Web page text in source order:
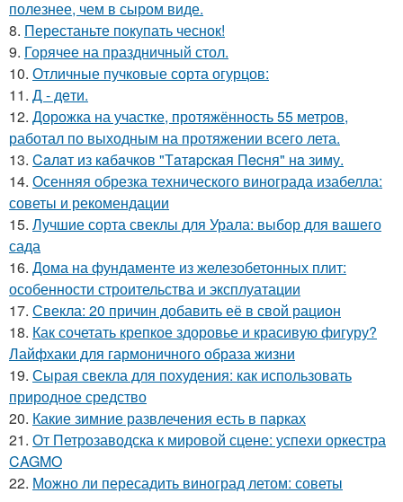
полезнее, чем в сыром виде.
8. Перестаньте покупать чеснок!
9. Горячее на праздничный стол.
10. Отличные пучковые сорта огурцов:
11. Д - дeти.
12. Дорожка на участке, протяжённость 55 метров,
работал по выходным на протяжении всего лета.
13. Caлaт из кaбaчкoв "Тaтapcкaя Пecня" нa зиму.
14. Осенняя обрезка технического винограда изабелла:
советы и рекомендации
15. Лучшие сорта свеклы для Урала: выбор для вашего
сада
16. Дома на фундаменте из железобетонных плит:
особенности строительства и эксплуатации
17. Свекла: 20 причин добавить её в свой рацион
18. Как сочетать крепкое здоровье и красивую фигуру?
Лайфхаки для гармоничного образа жизни
19. Сырая свекла для похудения: как использовать
природное средство
20. Какие зимние развлечения есть в парках
21. От Петрозаводска к мировой сцене: успехи оркестра
CAGMO
22. Можно ли пересадить виноград летом: советы